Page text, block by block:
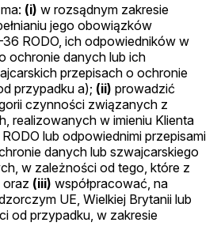
(i) w rozsądnym zakresie
jego obowiązków
RODO, ich odpowiedników w
ochronie danych lub ich
przepisach o ochronie
przypadku a); (ii) prowadzić
czynności związanych z
realizowanych w imieniu Klienta
lub odpowiednimi przepisami
danych lub szwajcarskiego
w zależności od tego, które z
oraz (iii) współpracować, na
UE, Wielkiej Brytanii lub
od przypadku, w zakresie